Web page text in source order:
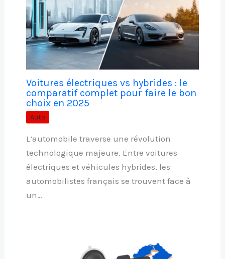
Voitures électriques vs hybrides : le
comparatif complet pour faire le bon
choix en 2025
Auto
L’automobile traverse une révolution
technologique majeure. Entre voitures
électriques et véhicules hybrides, les
automobilistes français se trouvent face à
un…